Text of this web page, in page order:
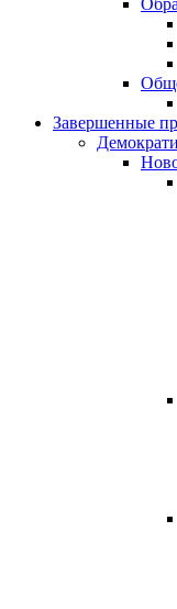
Завершенные